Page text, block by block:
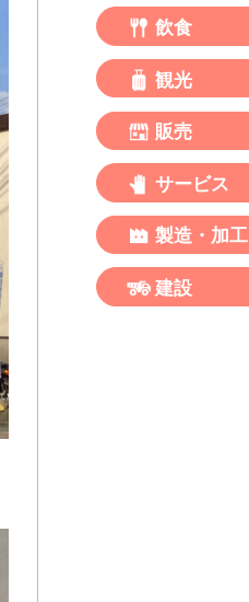
飲食
観光
販売
サービス
製造・加工
建設